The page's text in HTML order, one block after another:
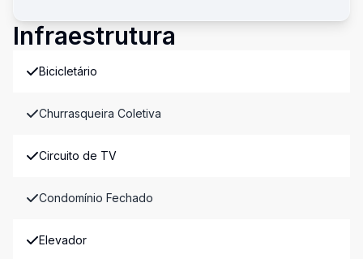
Infraestrutura
Bicicletário
Churrasqueira Coletiva
Circuito de TV
Condomínio Fechado
Elevador